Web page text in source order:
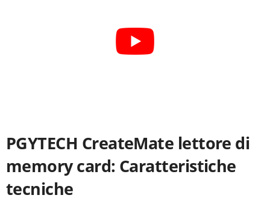
PGYTECH CreateMate lettore di
memory card: Caratteristiche
tecniche